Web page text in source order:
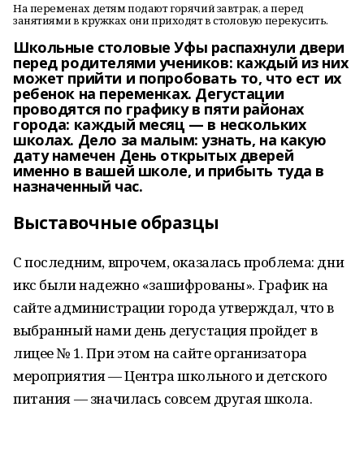
На переменах детям подают горячий завтрак, а перед
занятиями в кружках они приходят в столовую перекусить.
Школьные столовые Уфы распахнули двери
перед родителями учеников: каждый из них
может прийти и попробовать то, что ест их
ребенок на переменках. Дегустации
проводятся по графику в пяти районах
города: каждый месяц — в нескольких
школах. Дело за малым: узнать, на какую
дату намечен День открытых дверей
именно в вашей школе, и прибыть туда в
назначенный час.
Выставочные образцы
С последним, впрочем, оказалась проблема: дни
икс были надежно «зашифрованы». График на
сайте администрации города утверждал, что в
выбранный нами день дегустация пройдет в
лицее № 1. При этом на сайте организатора
мероприятия — Центра школьного и детского
питания — значилась совсем другая школа.